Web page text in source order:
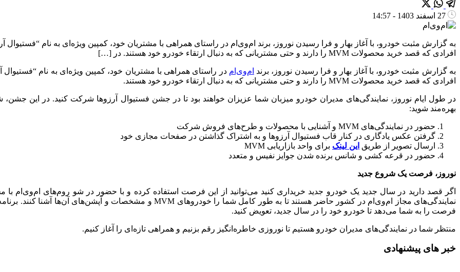
به گزارش مثبت خودرو، با آغاز بهار و فرا رسیدن نوروز، برند ام‌وی‌ام در راستای همراهی با مشتریان خود، کمپین ویژه‌ای به نام “فستیوال
افرادی که قصد خرید محصولات MVM را دارند و حتی مشتریانی که به دنبال ارتقاء خودرو خود هستند. در […]
به گزارش مثبت خودرو، با آغاز بهار و فرا رسیدن نوروز، برند ام‌وی‌ام در راستای همراهی با مشتریان خود، کمپین ویژه‌ای به نام
افرادی که قصد خرید محصولات MVM را دارند و حتی مشتریانی که به دنبال ارتقاء خودرو خود هستند.
در طول ایام نوروز، نمایندگی‌های مدیران خودرو میزبان شما عزیزان خواهند بود تا در جشن فستیوال آرزوها شرکت کنید. در این جشن،
بهره‌مند شوید:
حضور در نمایندگی‌های MVM و آشنایی با محصولات و طرح‌های فروش شرکت
گرفتن عکس یادگاری در کنار قاب فستیوال آرزو‌ها و به اشتراک گذاشتن در صفحات مجازی خود
ارسال تصویر از طریق این لینک برای واحد بازاریابی MVM
حضور در قرعه کشی و شانس برنده شدن جوایز نفیس و متعدد
نوروز، فرصت یک شروع جدید
اگر قصد دارید در سال جدید یک خودرو جدید خریداری کنید می‌توانید از این فرصت استفاده کرده و با حضور در شو روم‌های ام‌وی‌ام
فرصت را به شما می‌دهد تا خودرو خود را در سال جدید، تعویض کنید.
منتظر شما در نمایندگی‌های مدیران خودرو هستیم تا نوروزی خاطره‌انگیز رقم بزنیم و همراهی تازه‌ای را آغاز کنیم.
خبر های پیشنهادی